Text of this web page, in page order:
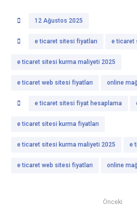
12 Ağustos 2025
e ticaret sitesi fiyatları e ticaret
e ticaret sitesi kurma maliyeti 2025
e ticaret web sitesi fiyatları online
e ticaret sitesi fiyat hesaplama
e ticaret sitesi kurma fiyatları
e ticaret sitesi kurma maliyeti 2025 e
e ticaret web sitesi fiyatları online
Önceki